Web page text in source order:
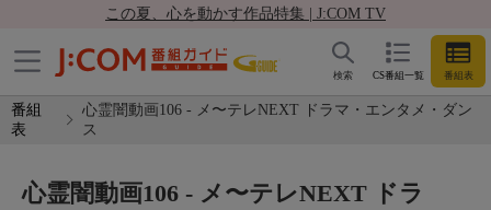
この夏、心を動かす作品特集 | J:COM TV
CS番組一覧 番組表
検索
番組
表
心霊闇動画106 - メ〜テレNEXT ドラマ・エンタメ・ダン
ス
心霊闇動画106 - メ〜テレNEXT ドラ